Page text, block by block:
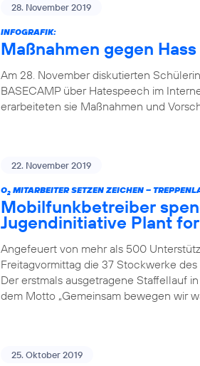
28. November 2019
INFOGRAFIK:
Maßnahmen gegen
Am 28. November diskutierten
BASECAMP über Hatespeech im
erarbeiteten sie Maßnahmen und
22. November 2019
O2 MITARBEITER SETZEN ZEICHEN –
Mobilfunkbetreiber
Jugendinitiative Plant
Angefeuert von mehr als 500
Freitagvormittag die 37 Stockwerke des
Der erstmals ausgetragene Staffellauf
dem Motto „Gemeinsam bewegen wir
25. Oktober 2019